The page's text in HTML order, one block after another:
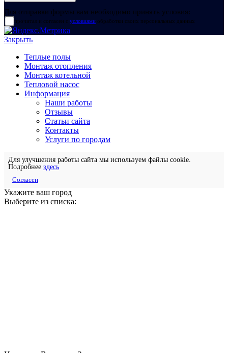
Для отправки формы вам необходимо принять условия:
прочитал и согласен с условиями обработки своих персональных данных
Закрыть
Теплые полы
Монтаж отопления
Монтаж котельной
Тепловой насос
Информация
Наши работы
Отзывы
Статьи сайта
Контакты
Услуги по городам
Для улучшения работы сайта мы используем файлы cookie.
Подробнее здесь
Согласен
Укажите ваш город
Выберите из списка: